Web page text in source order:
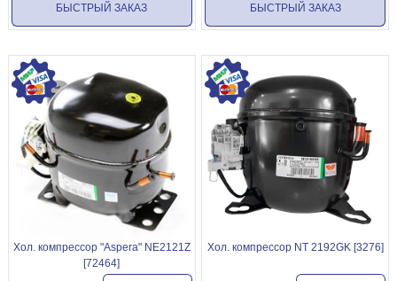
БЫСТРЫЙ ЗАКАЗ БЫСТРЫЙ ЗАКАЗ
Хол. компрессор "Aspera" NE2121Z
[72464]
Хол. компрессор NT 2192GK [3276]